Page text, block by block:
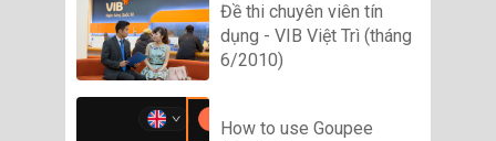
Đề thi chuyên viên tín
dụng - VIB Việt Trì (tháng
6/2010)
How to use Goupee